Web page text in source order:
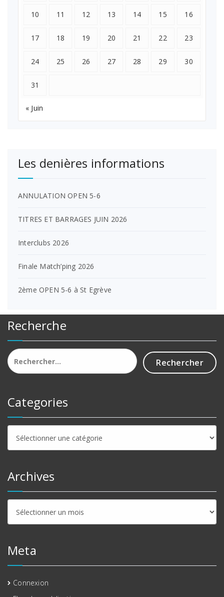
10 11 12 13 14 15 16
17 18 19 20 21 22 23
24 25 26 27 28 29 30
31
« Juin
Les denières informations
ANNULATION OPEN 5-6
TITRES ET BARRAGES JUIN 2026
Interclubs 2026
Finale Match’ping 2026
2ème OPEN 5-6 à St Egrève
Recherche
Rechercher :
Categories
Categories
Archives
Archives
Meta
Connexion